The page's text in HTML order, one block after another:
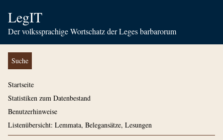
LegIT
Der volkssprachige Wortschatz der Leges barbarorum
Suche
Startseite
Statistiken zum Datenbestand
Benutzerhinweise
Listenübersicht: Lemmata, Belegansätze, Lesungen